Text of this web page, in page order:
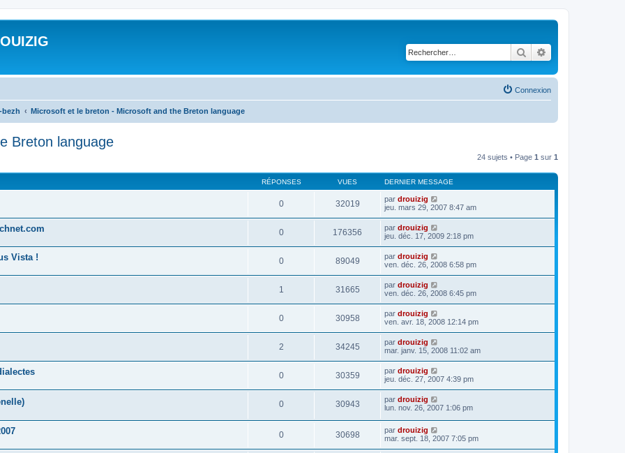
Rechercher
Connexion
bezh Microsoft et le breton - Microsoft and the Breton language
Breton language
24 sujets • Page 1 sur 1
RÉPONSES VUES DERNIER MESSAGE
0 32019 par drouizig
jeu. mars 29, 2007 8:47 am
0 176356 par drouizig
jeu. déc. 17, 2009 2:18 pm
Vista ! 0 89049 par drouizig
ven. déc. 26, 2008 6:58 pm
1 31665 par drouizig
ven. déc. 26, 2008 6:45 pm
0 30958 par drouizig
ven. avr. 18, 2008 12:14 pm
2 34245 par drouizig
mar. janv. 15, 2008 11:02 am
0 30359 par drouizig
jeu. déc. 27, 2007 4:39 pm
0 30943 par drouizig
lun. nov. 26, 2007 1:06 pm
0 30698 par drouizig
mar. sept. 18, 2007 7:05 pm